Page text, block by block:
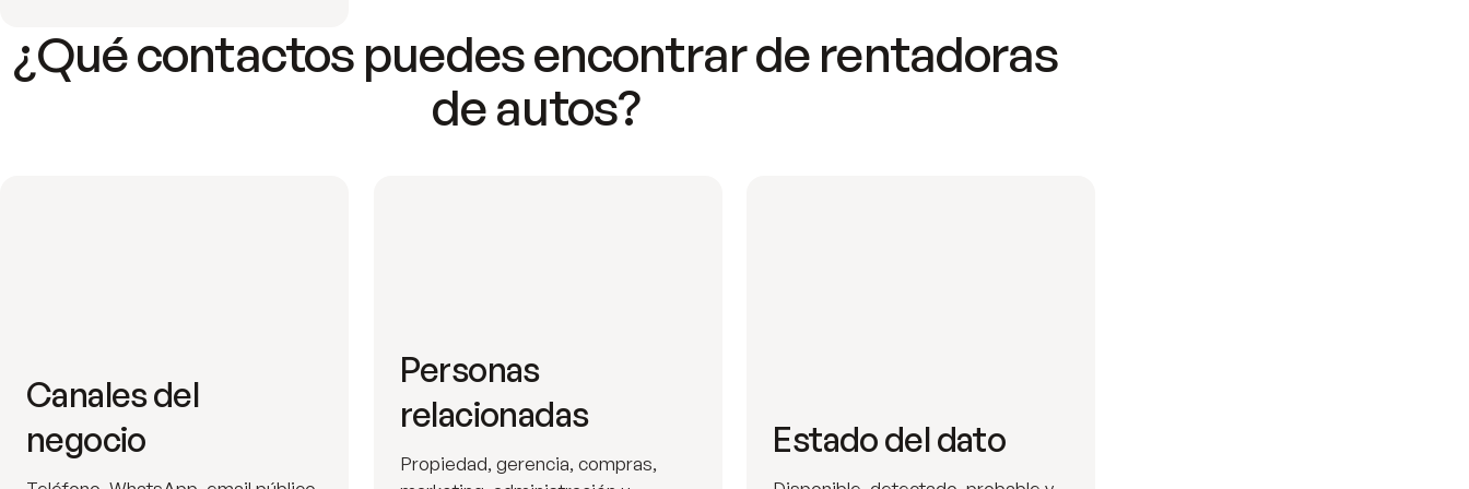
¿Qué contactos puedes encontrar de rentadoras
de autos?
Canales del
negocio
Personas
relacionadas
Propiedad, gerencia, compras,
Estado del dato